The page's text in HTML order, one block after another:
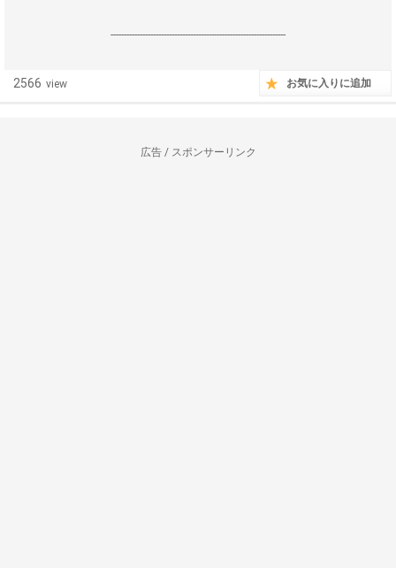
------------------------------------------------------------------
2566 view お気に入りに追加
広告 / スポンサーリンク